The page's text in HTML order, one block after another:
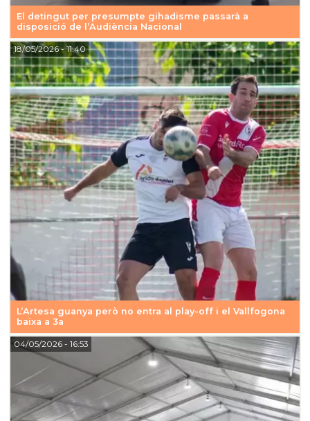
El detingut per presumpte gihadisme passarà a
disposició de l’Audiència Nacional
L’Artesa guanya però no entra al play-off i el Vallfogona
baixa a 3a
18/05/2026- 11:40
04/05/2026- 16:53